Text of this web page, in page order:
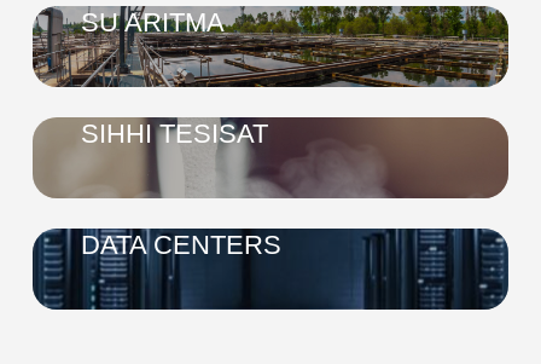
SU ARITMA
SIHHI TESISAT
DATA CENTERS